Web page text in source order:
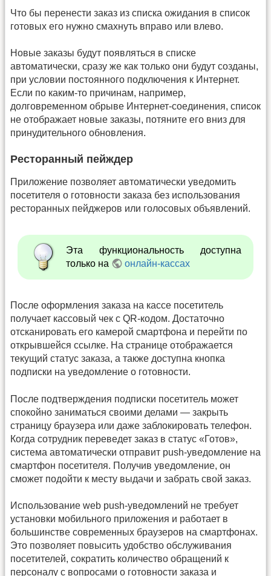
Что бы перенести заказ из списка ожидания в список
готовых его нужно смахнуть вправо или влево.
Новые заказы будут появляться в списке
автоматически, сразу же как только они будут созданы,
при условии постоянного подключения к Интернет.
Если по каким-то причинам, например,
долговременном обрыве Интернет-соединения, список
не отображает новые заказы, потяните его вниз для
принудительного обновления.
Ресторанный пейждер
Приложение позволяет автоматически уведомить
посетителя о готовности заказа без использования
ресторанных пейджеров или голосовых объявлений.
Эта функциональность доступна
только на
онлайн-кассах
После оформления заказа на кассе посетитель
получает кассовый чек с QR-кодом. Достаточно
отсканировать его камерой смартфона и перейти по
открывшейся ссылке. На странице отображается
текущий статус заказа, а также доступна кнопка
подписки на уведомление о готовности.
После подтверждения подписки посетитель может
спокойно заниматься своими делами — закрыть
страницу браузера или даже заблокировать телефон.
Когда сотрудник переведет заказ в статус «Готов»,
система автоматически отправит push-уведомление на
смартфон посетителя. Получив уведомление, он
сможет подойти к месту выдачи и забрать свой заказ.
Использование web push-уведомлений не требует
установки мобильного приложения и работает в
большинстве современных браузеров на смартфонах.
Это позволяет повысить удобство обслуживания
посетителей, сократить количество обращений к
персоналу с вопросами о готовности заказа и